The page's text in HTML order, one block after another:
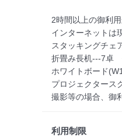
2時間以上の御利用
インターネットは
スタッキングチェ
折畳み長机‐‐‐7卓
ホワイトボード
プロジェクタース
撮影等の場合、御
利用制限